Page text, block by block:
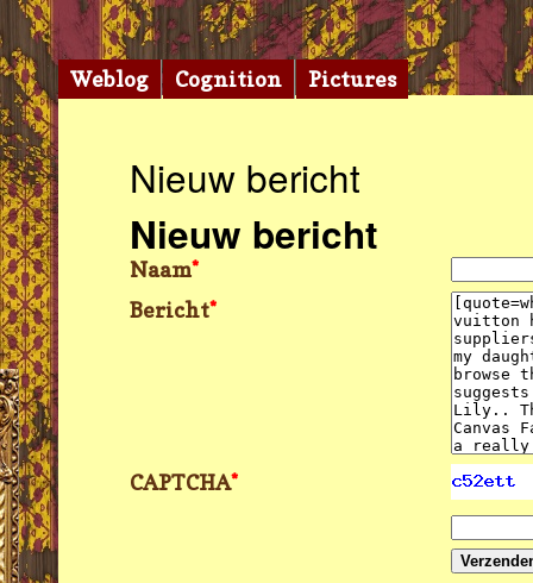
Nieuw bericht
Nieuw bericht
Naam*
Bericht*
CAPTCHA*
Weblog Cognition Pictures